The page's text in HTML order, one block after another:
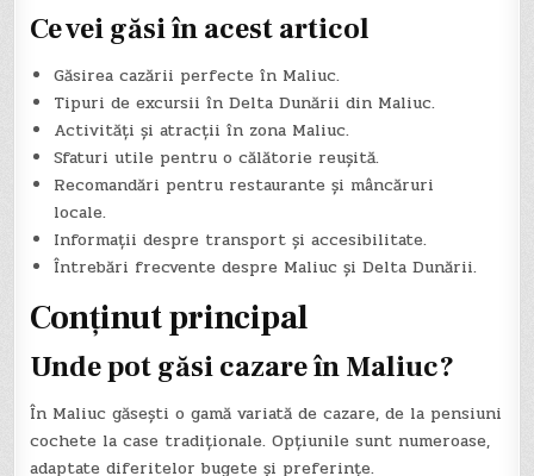
Ce vei găsi în acest articol
Găsirea cazării perfecte în Maliuc.
Tipuri de excursii în Delta Dunării din Maliuc.
Activități și atracții în zona Maliuc.
Sfaturi utile pentru o călătorie reușită.
Recomandări pentru restaurante și mâncăruri
locale.
Informații despre transport și accesibilitate.
Întrebări frecvente despre Maliuc și Delta Dunării.
Conținut principal
Unde pot găsi cazare în Maliuc?
În Maliuc găsești o gamă variată de cazare, de la pensiuni
cochete la case tradiționale. Opțiunile sunt numeroase,
adaptate diferitelor bugete și preferințe.